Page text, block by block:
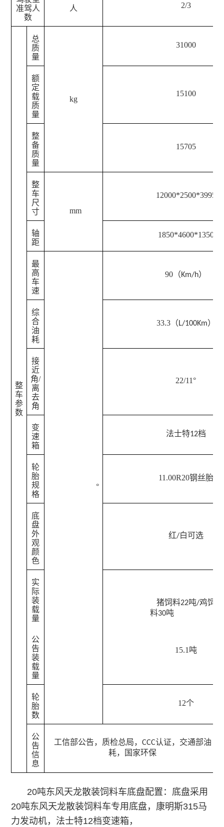
准驾人
数
人 2/3
整
车
参
数
总
质
量
kg
31000
额
定
载
质
量
15100
整
备
质
量
15705
整
车
尺
寸
mm
12000*2500*3995
轴
距
1850*4600*1350
最
高
车
速
°
90（Km/h）
综
合
油
耗
33.3（L/100Km）
接
近
角/
离
去
角
22/11°
变
速
箱
法士特12档
轮
胎
规
格
11.00R20钢丝胎
底
盘
外
观
颜
色
红/白可选
实
际
装
载
量
公
告
装
载
量
猪饲料22吨/鸡饲
料30吨
15.1吨
轮
胎
数
12个
公
告
信
息
工信部公告，质检总局， CCC认证，交通部油
耗，国家环保
20吨东风天龙散装饲料车底盘配置：底盘采用
20吨东风天龙散装饲料车专用底盘，康明斯315马
力发动机，法士特12档变速箱，